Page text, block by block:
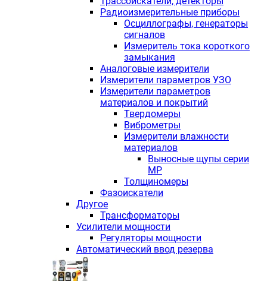
Радиоизмерительные приборы
Осциллографы, генераторы
сигналов
Измеритель тока короткого
замыкания
Аналоговые измерители
Измерители параметров УЗО
Измерители параметров
материалов и покрытий
Твердомеры
Виброметры
Измерители влажности
материалов
Выносные щупы серии
МР
Толщиномеры
Фазоискатели
Другое
Трансформаторы
Усилители мощности
Регуляторы мощности
Автоматический ввод резерва